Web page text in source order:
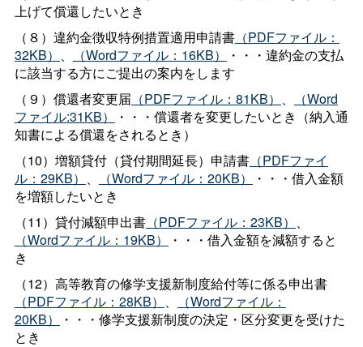
上げて償還したいとき
（８）違約金徴収特例措置適用申請書（PDFファイル：
32KB） 、 （Wordファイル：16KB）
・・・違約金の支払
に該当する方にご提出の案内をします
（９）償還者変更届 （PDFファイル：81KB） 、
（Word
ファイル:31KB）
・・・償還者を変更したいとき（納入通
知書による償還をされるとき）
（10）増額貸付（貸付期間延長）申請書（PDFファイ
ル：29KB） 、 （Wordファイル：20KB）
・・・借入金額
を増額したいとき
（11）貸付減額申出書（PDFファイル：23KB） 、
（Wordファイル：19KB）
・・・借入金額を減額すると
き
（12）高等教育の修学支援新制度給付等に係る申出書
（PDFファイル：28KB） 、
（Wordファイル：
20KB）
・・・修学支援新制度の決定・区分変更を受けた
とき